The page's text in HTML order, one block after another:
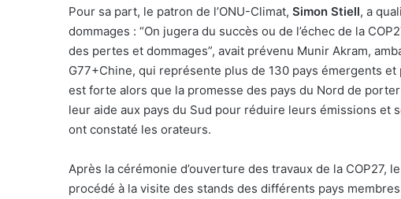
Pour sa part, le patron de l’ONU-Climat, Simon Stiell, a
dommages : “On jugera du succès ou de l’échec de la
des pertes et dommages”, avait prévenu Munir Akram,
G77+Chine, qui représente plus de 130 pays émergents
est forte alors que la promesse des pays du Nord de
leur aide aux pays du Sud pour réduire leurs émissions et
ont constaté les orateurs.
Après la cérémonie d’ouverture des travaux de la COP27,
procédé à la visite des stands des différents pays